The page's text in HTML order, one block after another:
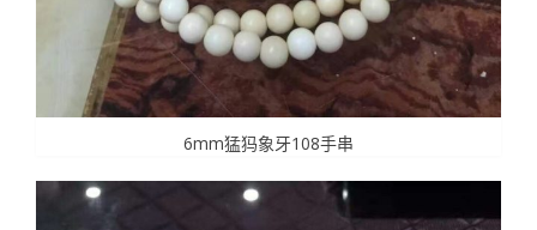
6mm猛犸象牙108手串